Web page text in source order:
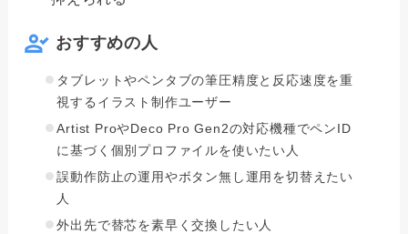
おすすめの人
タブレットやペンタブの筆圧精度と反応速度を重
視するイラスト制作ユーザー
Artist ProやDeco Pro Gen2の対応機種でペンID
に基づく個別プロファイルを使いたい人
誤動作防止の運用やボタン無し運用を切替えたい
人
外出先で替芯を素早く交換したい人